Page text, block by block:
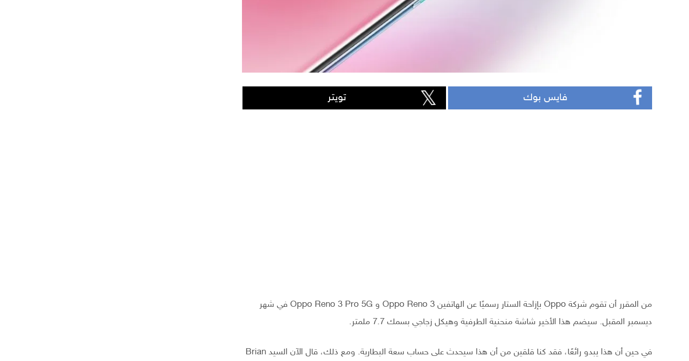
فايس بوك تويتر
من المقرر أن تقوم شركة Oppo بإزاحة الستار رسميًا عن الهاتفين Oppo Reno 3 و Oppo Reno 3 Pro 5G في شهر
ديسمبر المقبل. سيضم هذا الأخير شاشة منحنية الطرفية وهيكل زجاجي بسمك 7.7 ملمتر.
في حين أن هذا يبدو رائعًا، فقد كنا قلقين من أن هذا سيحدث على حساب سعة البطارية. ومع ذلك، قال الآن السيد Brian